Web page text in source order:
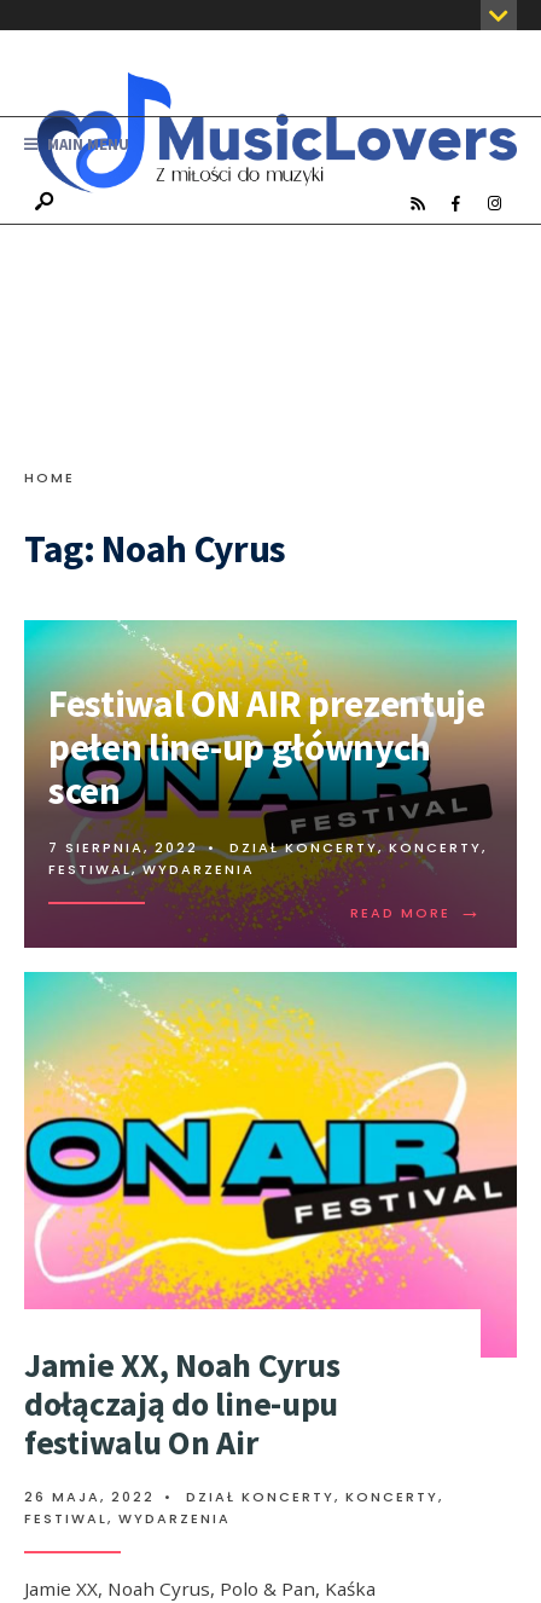
MAIN MENU
HOME
Tag: Noah Cyrus
Festiwal ON AIR prezentuje
pełen line-up głównych
scen
7 SIERPNIA, 2022 • DZIAŁ KONCERTY, KONCERTY,
FESTIWAL, WYDARZENIA
READ MORE →
Jamie XX, Noah Cyrus
dołączają do line-upu
festiwalu On Air
26 MAJA, 2022 • DZIAŁ KONCERTY, KONCERTY,
FESTIWAL, WYDARZENIA
Jamie XX, Noah Cyrus, Polo & Pan, Kaśka